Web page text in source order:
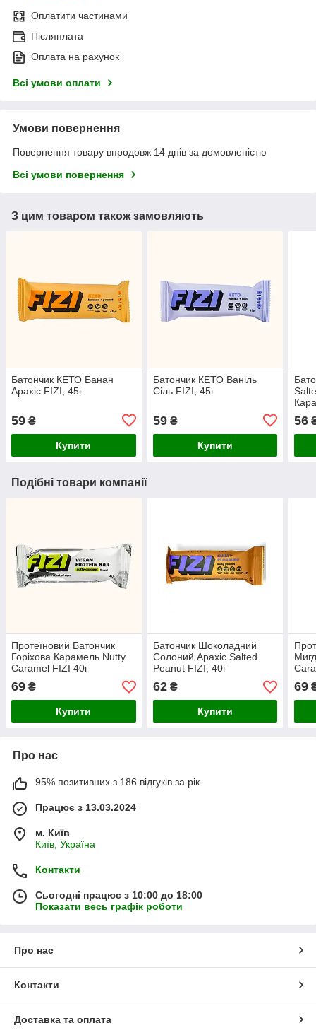
Оплатити частинами
Післяплата
Оплата на рахунок
Всі умови оплати
Умови повернення
Повернення товару впродовж 14 днів за домовленістю
Всі умови повернення
З цим товаром також замовляють
Батончик КЕТО Банан
Арахіс FIZI, 45г
59 ₴
Купити
Батончик КЕТО Ваніль
Сіль FIZI, 45г
59₴
Купити
56
Подібні товари компанії
Протеїновий Батончик
Горіхова Карамель Nutty
Caramel FIZI 40г
69 ₴
Купити
Батончик Шоколадний
Солоний Арахіс Salted
Peanut FIZI, 40г
62₴
Купити
69
Про нас
95% позитивних з 186 відгуків за рік
Працює з 13.03.2024
м. Київ
Київ, Україна
Контакти
Сьогодні працює з 10:00 до 18:00
Показати весь графік роботи
Про нас
Контакти
Доставка та оплата